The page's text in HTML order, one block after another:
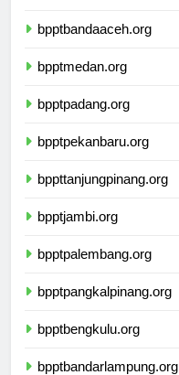
bpptbandaaceh.org
bpptmedan.org
bpptpadang.org
bpptpekanbaru.org
bppttanjungpinang.org
bpptjambi.org
bpptpalembang.org
bpptpangkalpinang.org
bpptbengkulu.org
bpptbandarlampung.org